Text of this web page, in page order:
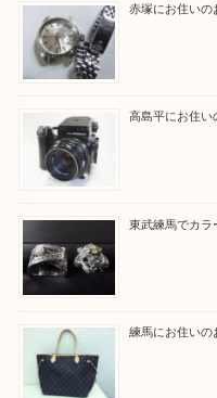
Facebook
Twitter
Line